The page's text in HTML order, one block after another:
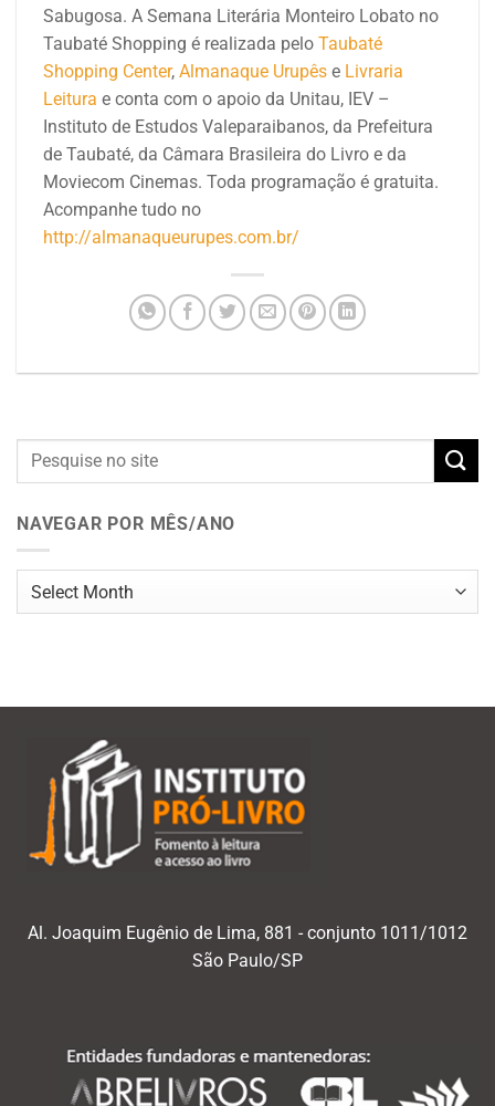
Sabugosa. A Semana Literária Monteiro Lobato no
Taubaté Shopping é realizada pelo Taubaté
Shopping Center, Almanaque Urupês e Livraria
Leitura e conta com o apoio da Unitau, IEV –
Instituto de Estudos Valeparaibanos, da Prefeitura
de Taubaté, da Câmara Brasileira do Livro e da
Moviecom Cinemas. Toda programação é gratuita.
Acompanhe tudo no
http://almanaqueurupes.com.br/
NAVEGAR POR MÊS/ANO
Navegar
Al. Joaquim Eugênio de Lima, 881 - conjunto 1011/1012
São Paulo/SP